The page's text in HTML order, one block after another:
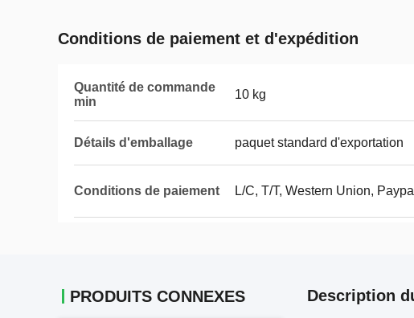
Conditions de paiement et d'expédition
Quantité de commande
min
10 kg
Détails d'emballage paquet standard d'exportation
Conditions de paiement L/C, T/T, Western Union, Paypal
PRODUITS CONNEXES Description